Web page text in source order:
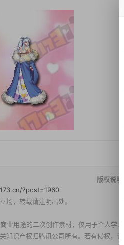
版权说明
?post=1960
场，转载请注明出处。
业用途的二次创作素材，仅用于个人学
知识产权归腾讯公司所有。若有侵权，请